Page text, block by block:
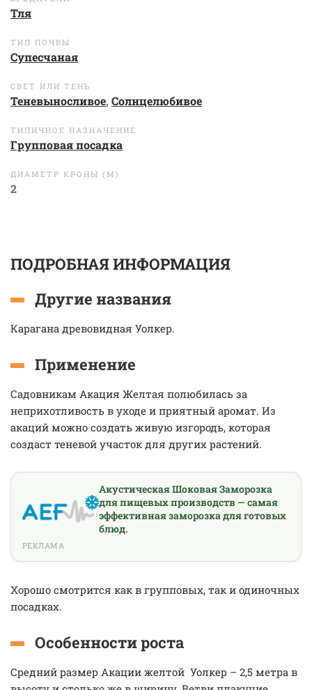
Тля
ТИП ПОЧВЫ
Супесчаная
СВЕТ ИЛИ ТЕНЬ
Теневыносливое, Солнцелюбивое
ТИПИЧНОЕ НАЗНАЧЕНИЕ
Групповая посадка
ДИАМЕТР КРОНЫ (М)
2
ПОДРОБНАЯ ИНФОРМАЦИЯ
Другие названия
Карагана древовидная Уолкер.
Применение
Садовникам Акация Желтая полюбилась за
неприхотливость в уходе и приятный аромат. Из
акаций можно создать живую изгородь, которая
создаст теневой участок для других растений.
Акустическая Шоковая Заморозка
для пищевых производств — самая
эффективная заморозка для готовых
блюд.
РЕКЛАМА
Хорошо смотрится как в групповых, так и одиночных
посадках.
Особенности роста
Средний размер Акации желтой Уолкер – 2,5 метра в